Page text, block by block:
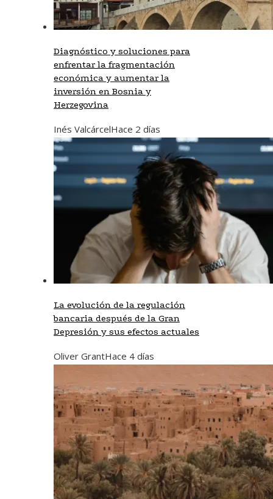
Diagnóstico y soluciones para
enfrentar la fragmentación
económica y aumentar la
inversión en Bosnia y
Herzegovina
Inés ValcárcelHace 2 días
La evolución de la regulación
bancaria después de la Gran
Depresión y sus efectos actuales
Oliver GrantHace 4 días